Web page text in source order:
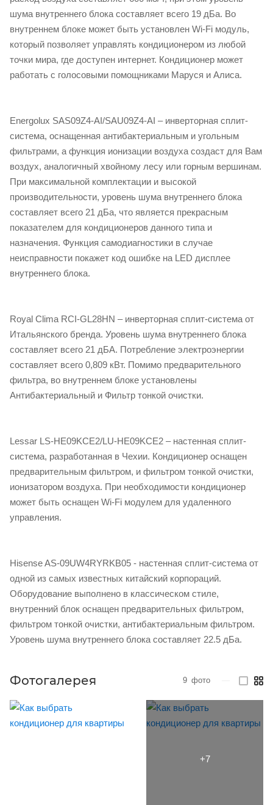
шума внутреннего блока составляет всего 19 дБа. Во
внутреннем блоке может быть установлен Wi-Fi модуль,
который позволяет управлять кондиционером из любой
точки мира, где доступен интернет. Кондиционер может
работать с голосовыми помощниками Маруся и Алиса.
Energolux SAS09Z4-AI/SAU09Z4-AI – инверторная сплит-
система, оснащенная антибактериальным и угольным
фильтрами, а функция ионизации воздуха создаст для Вам
воздух, аналогичный хвойному лесу или горным вершинам.
При максимальной комплектации и высокой
производительности, уровень шума внутреннего блока
составляет всего 21 дБа, что является прекрасным
показателем для кондиционеров данного типа и
назначения. Функция самодиагностики в случае
неисправности покажет код ошибке на LED дисплее
внутреннего блока.
Royal Clima RCI-GL28HN – инверторная сплит-система от
Итальянского бренда. Уровень шума внутреннего блока
составляет всего 21 дБА. Потребление электроэнергии
составляет всего 0,809 кВт. Помимо предварительного
фильтра, во внутреннем блоке установлены
Антибактериальный и Фильтр тонкой очистки.
Lessar LS-HE09KCE2/LU-HE09KCE2 – настенная сплит-
система, разработанная в Чехии. Кондиционер оснащен
предварительным фильтром, и фильтром тонкой очистки,
ионизатором воздуха. При необходимости кондиционер
может быть оснащен Wi-Fi модулем для удаленного
управления.
Hisense AS-09UW4RYRKB05 - настенная сплит-система от
одной из самых известных китайский корпораций.
Оборудование выполнено в классическом стиле,
внутренний блок оснащен предварительных фильтром,
фильтром тонкой очистки, антибактериальным фильтром.
Уровень шума внутреннего блока составляет 22.5 дБа.
Фотогалерея 9 фото